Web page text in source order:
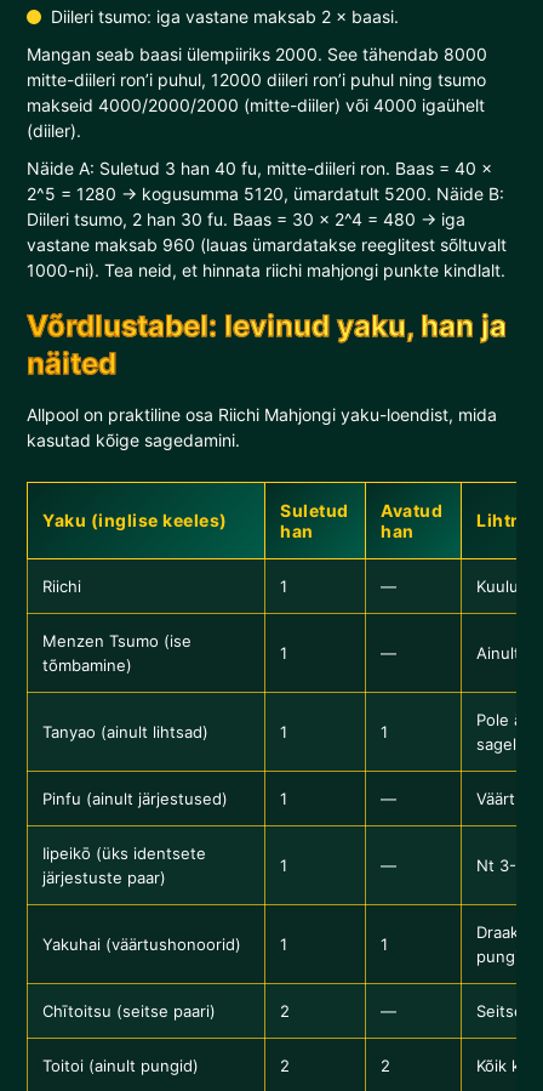
Diileri tsumo: iga vastane maksab 2 × baasi.
Mangan seab baasi ülempiiriks 2000. See tähendab 8000
mitte-diileri ron’i puhul, 12000 diileri ron’i puhul ning tsumo
makseid 4000/2000/2000 (mitte-diiler) või 4000 igaühelt
(diiler).
Näide A: Suletud 3 han 40 fu, mitte-diileri ron. Baas = 40 ×
2^5 = 1280 → kogusumma 5120, ümardatult 5200. Näide B:
Diileri tsumo, 2 han 30 fu. Baas = 30 × 2^4 = 480 → iga
vastane maksab 960 (lauas ümardatakse reeglitest sõltuvalt
1000-ni). Tea neid, et hinnata riichi mahjongi punkte kindlalt.
Võrdlustabel: levinud yaku, han ja
näited
Allpool on praktiline osa Riichi Mahjongi yaku-loendist, mida
kasutad kõige sagedamini.
Yaku (inglise keeles)
Suletud
han
Avatud
han
Lihtne
Riichi 1 —
Menzen Tsumo (ise
tõmbamine)
1 — Ainult
Tanyao (ainult lihtsad) 1 1
Pole
sageli
Pinfu (ainult järjestused) 1 —
Iipeikō (üks identsete
järjestuste paar)
1 — Nt 3-4-
Yakuhai (väärtushonoorid) 1 1
pungid/
Chītoitsu (seitse paari) 2 — Seitse
Toitoi (ainult pungid) 2 2 Kõik